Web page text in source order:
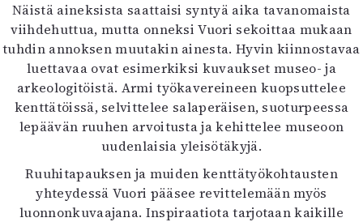
Näistä aineksista saattaisi syntyä aika tavanomaista
viihdehuttua, mutta onneksi Vuori sekoittaa mukaan
tuhdin annoksen muutakin ainesta. Hyvin kiinnostavaa
luettavaa ovat esimerkiksi kuvaukset museo- ja
arkeologitöistä. Armi työkavereineen kuopsuttelee
kenttätöissä, selvittelee salaperäisen, suoturpeessa
lepäävän ruuhen arvoitusta ja kehittelee museoon
uudenlaisia yleisötäkyjä.
Ruuhitapauksen ja muiden kenttätyökohtausten
yhteydessä Vuori pääsee revittelemään myös
luonnonkuvaajana. Inspiraatiota tarjotaan kaikille